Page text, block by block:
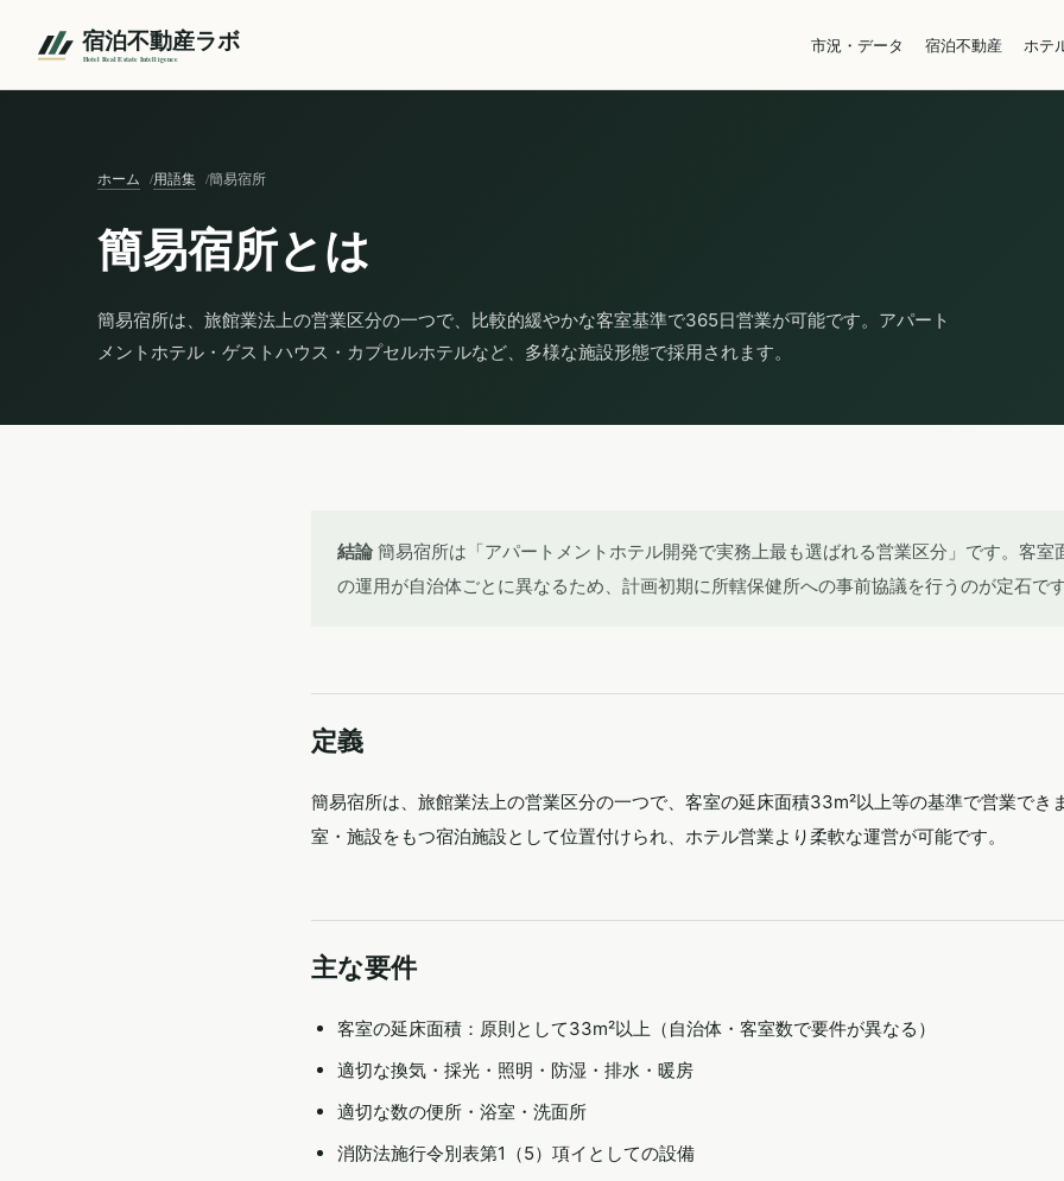
市況・データ 宿泊不動産 ホテ
ホーム 用語集 簡易宿所
簡易宿所とは
簡易宿所は、旅館業法上の営業区分の一つで、比較的緩やかな客室基準で365日営業が可能です。アパート
メントホテル・ゲストハウス・カプセルホテルなど、多様な施設形態で採用されます。
結論簡易宿所は「アパートメントホテル開発で実務上最も選ばれる営業区分」です。客室
の運用が自治体ごとに異なるため、計画初期に所轄保健所への事前協議を行うのが定石です
定義
簡易宿所は、旅館業法上の営業区分の一つで、客室の延床面積33m²以上等の基準で営業でき
室・施設をもつ宿泊施設として位置付けられ、ホテル営業より柔軟な運営が可能です。
主な要件
客室の延床面積：原則として33m²以上（自治体・客室数で要件が異なる）
適切な換気・採光・照明・防湿・排水・暖房
適切な数の便所・浴室・洗面所
消防法施行令別表第1（5）項イとしての設備